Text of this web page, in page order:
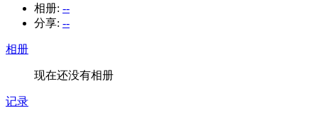
相册: --
分享: --
相册
现在还没有相册
记录